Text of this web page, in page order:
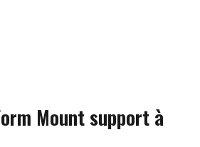
Mount support à